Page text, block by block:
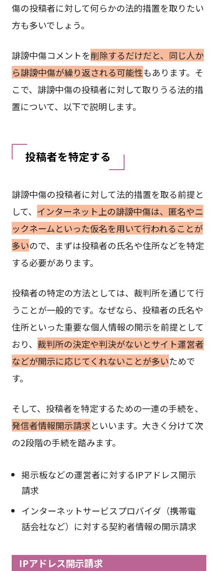
傷の投稿者に対して何らかの法的措置を取りたい
方も多いでしょう。
誹謗中傷コメントを削除するだけだと、同じ人か
ら誹謗中傷が繰り返される可能性もあります。そ
こで、誹謗中傷の投稿者に対して取りうる法的措
置について、以下で説明します。
投稿者を特定する
誹謗中傷の投稿者に対して法的措置を取る前提と
して、 インターネット上の誹謗中傷は、匿名やニ
ックネームといった仮名を用いて行われることが
多いので、まずは投稿者の氏名や住所などを特定
する必要があります。
投稿者の特定の方法としては、裁判所を通じて行
うことが一般的です。なぜなら、投稿者の氏名や
住所といった重要な個人情報の開示を前提として
おり、 裁判所の決定や判決がないとサイト運営者
などが開示に応じてくれないことが多いためで
す。
そして、投稿者を特定するための一連の手続を、
発信者情報開示請求といいます。大きく分けて次
の2段階の手続を踏みます。
掲示板などの運営者に対するIPアドレス開示
請求
インターネットサービスプロバイダ（携帯電
話会社など）に対する契約者情報の開示請求
IPアドレス開示請求